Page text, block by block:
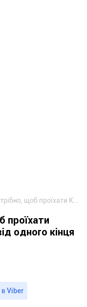
проїхати
одного кінця
вViber